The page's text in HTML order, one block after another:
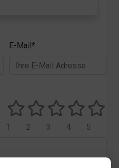
E-Mail*
5
4
3
2
1